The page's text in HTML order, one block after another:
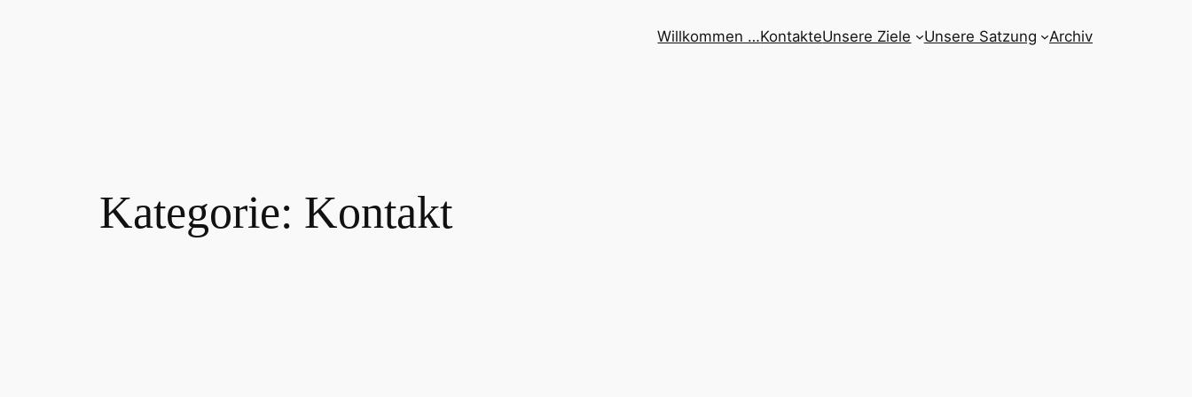
Willkommen …KontakteUnsere Ziele Unsere Satzung Archiv
Kategorie: Kontakt